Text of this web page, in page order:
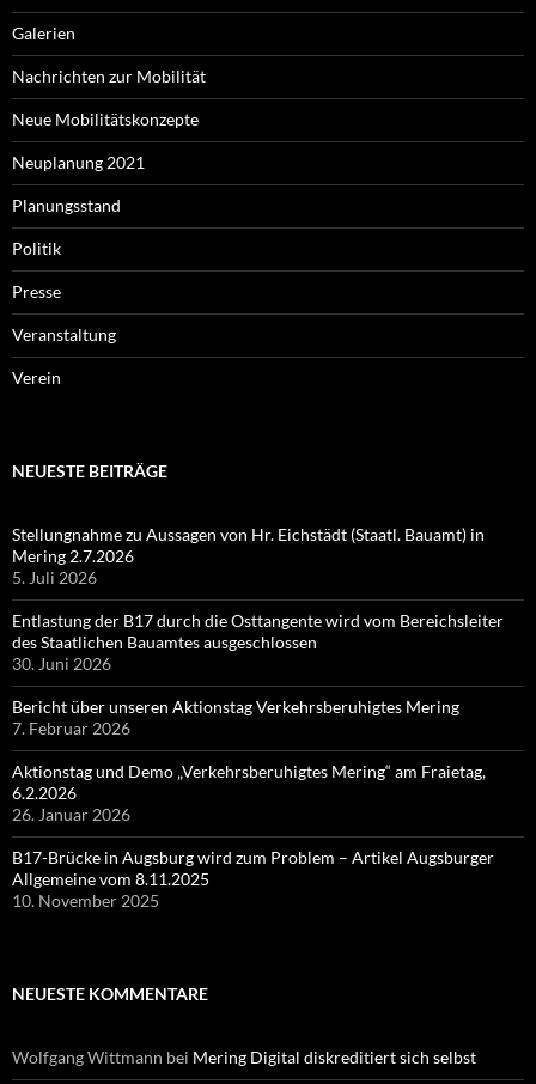
Galerien
Nachrichten zur Mobilität
Neue Mobilitätskonzepte
Neuplanung 2021
Planungsstand
Politik
Presse
Veranstaltung
Verein
NEUESTE BEITRÄGE
Stellungnahme zu Aussagen von Hr. Eichstädt (Staatl. Bauamt) in
Mering 2.7.2026
5. Juli 2026
Entlastung der B17 durch die Osttangente wird vom Bereichsleiter
des Staatlichen Bauamtes ausgeschlossen
30. Juni 2026
Bericht über unseren Aktionstag Verkehrsberuhigtes Mering
7. Februar 2026
Aktionstag und Demo „Verkehrsberuhigtes Mering“ am Fraietag,
6.2.2026
26. Januar 2026
B17-Brücke in Augsburg wird zum Problem – Artikel Augsburger
Allgemeine vom 8.11.2025
10. November 2025
NEUESTE KOMMENTARE
Wolfgang Wittmann bei Mering Digital diskreditiert sich selbst